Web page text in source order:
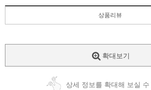
상품리뷰
확대보기
상세 정보를 확대해 보실